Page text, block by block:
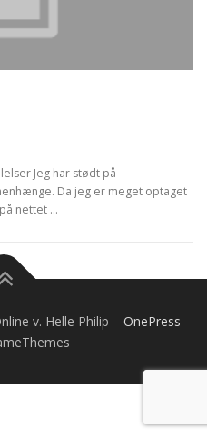
Jeg har stødt på
Da jeg er meget optaget
nettet …
v. Helle Philip – OnePress